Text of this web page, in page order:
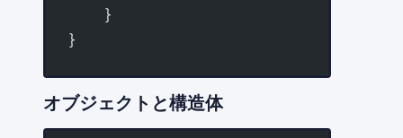
    }
}
オブジェクトと構造体